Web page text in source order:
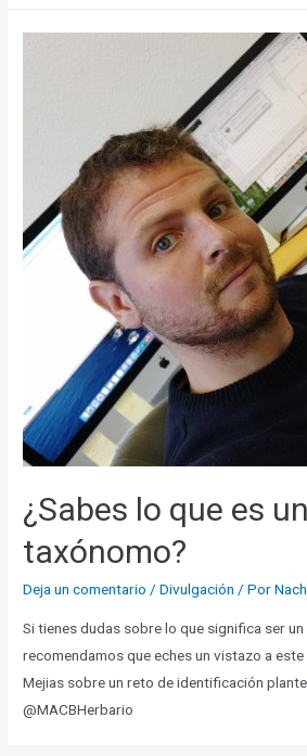
¿Sabes lo que es un
taxónomo?
Deja un comentario /Divulgación / Por
Si tienes dudas sobre lo que significa ser
recomendamos que eches un vistazo a
Mejias sobre un reto de identificación
@MACBHerbario